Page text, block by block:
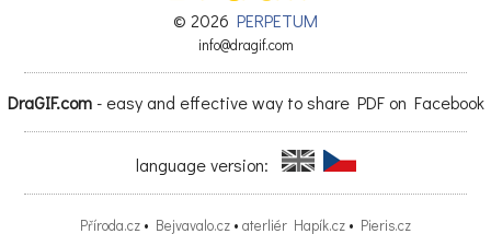
© 2026 PERPETUM
info@dragif.com
DraGIF.com- easy and effective way to share PDF on Facebook
language version:
Příroda.cz • Bejvavalo.cz • aterliér Hapík.cz • Pieris.cz